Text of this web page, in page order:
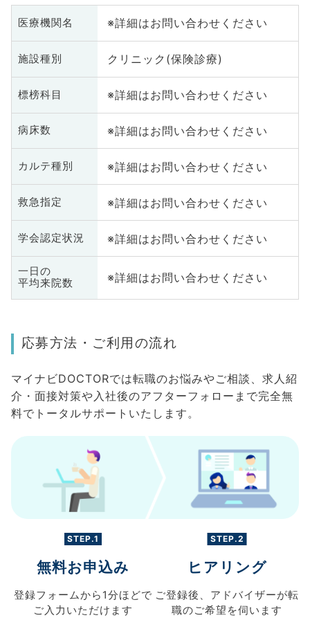
医療機関名 ※詳細はお問い合わせください
施設種別 クリニック(保険診療)
標榜科目 ※詳細はお問い合わせください
病床数 ※詳細はお問い合わせください
カルテ種別 ※詳細はお問い合わせください
救急指定 ※詳細はお問い合わせください
学会認定状況 ※詳細はお問い合わせください
一日の
平均来院数
※詳細はお問い合わせください
応募方法・ご利用の流れ
マイナビDOCTORでは転職のお悩みやご相談、求人紹
介・面接対策や入社後のアフターフォローまで完全無
料でトータルサポートいたします。
STEP.1
無料お申込み
登録フォームから 1分ほどで
ご入力 いただけます
STEP.2
ヒアリング
ご登録後、 アドバイザーが転
職のご希望を伺います